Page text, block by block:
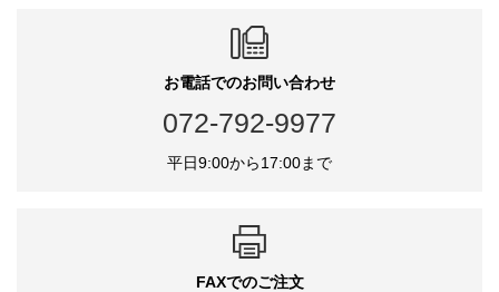
お電話でのお問い合わせ
072-792-9977
平日9:00から17:00まで
FAXでのご注文